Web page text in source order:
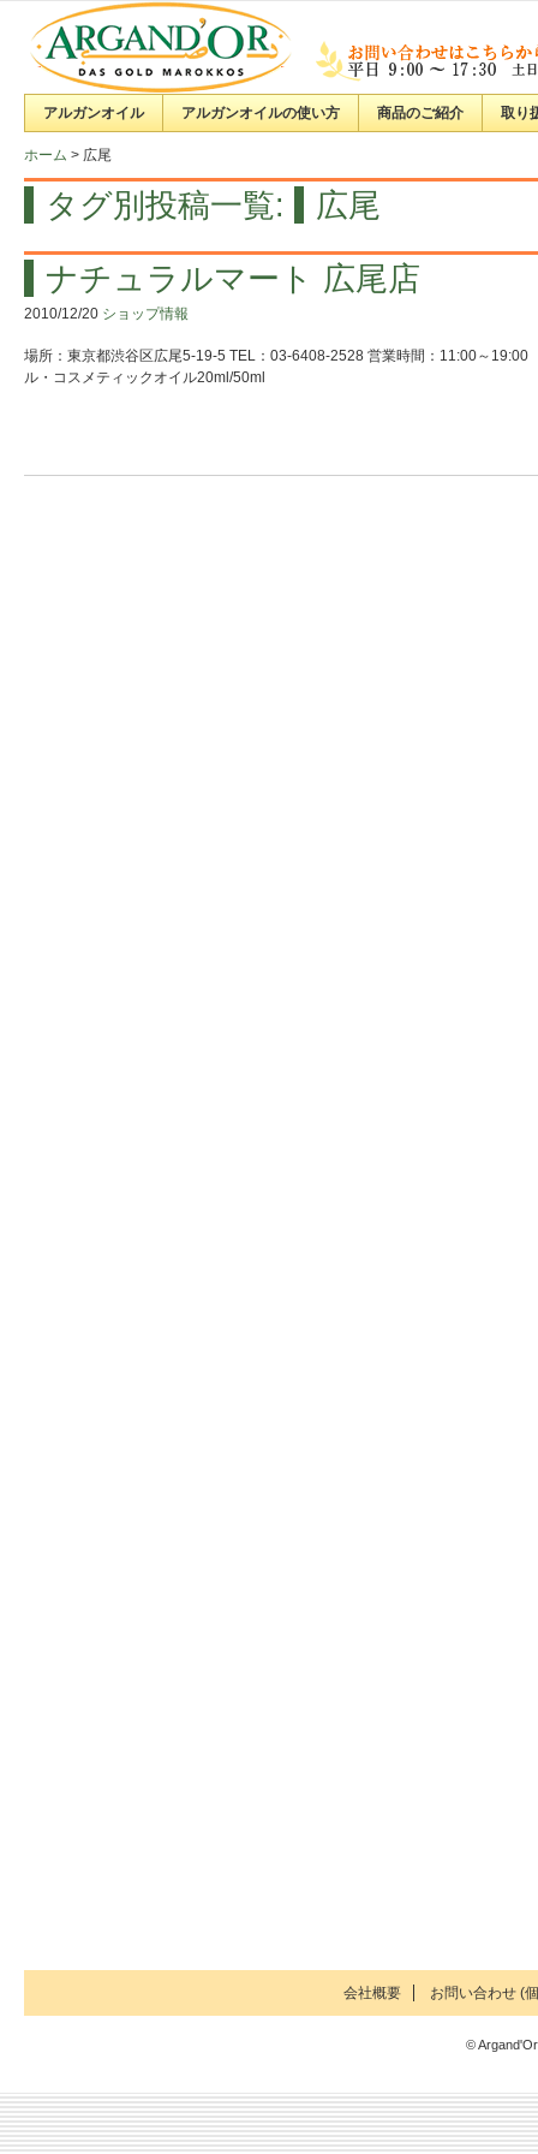
アルガンオイル アルガンオイルの使い方 商品のご紹介 取り
ホーム > 広尾
タグ別投稿一覧:
広尾
ナチュラルマート 広尾店
2010/12/20 ショップ情報
場所：東京都渋谷区広尾5-19-5 TEL：03-6408-2528 営業時間：11:00～
ル・コスメティックオイル20ml/50ml
会社概要 お問い合わせ (
©